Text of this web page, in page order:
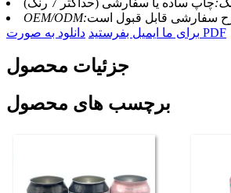
OEM/ODM:سفارشی قابل قبول است
برای ما ایمیل بفرستید دانلود به صورت PDF
جزئیات محصول
برچسب های محصول